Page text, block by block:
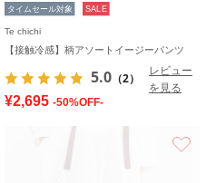
タイムセール対象 SALE
Te chichi
【接触冷感】柄アソートイージーパンツ
5.0 （2）
レビュー
を見る
¥2,695 -50%OFF-